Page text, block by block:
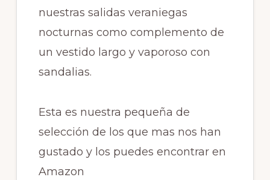
nuestras salidas veraniegas
nocturnas como complemento de
un vestido largo y vaporoso con
sandalias.
Esta es nuestra pequeña de
selección de los que mas nos han
gustado y los puedes encontrar en
Amazon